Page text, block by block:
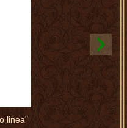
linea"